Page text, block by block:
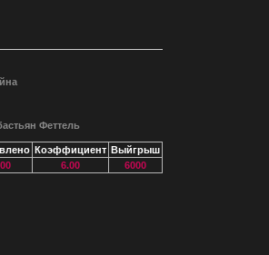
Феттель
Коэффициент Выйгрыш
6.00 6000